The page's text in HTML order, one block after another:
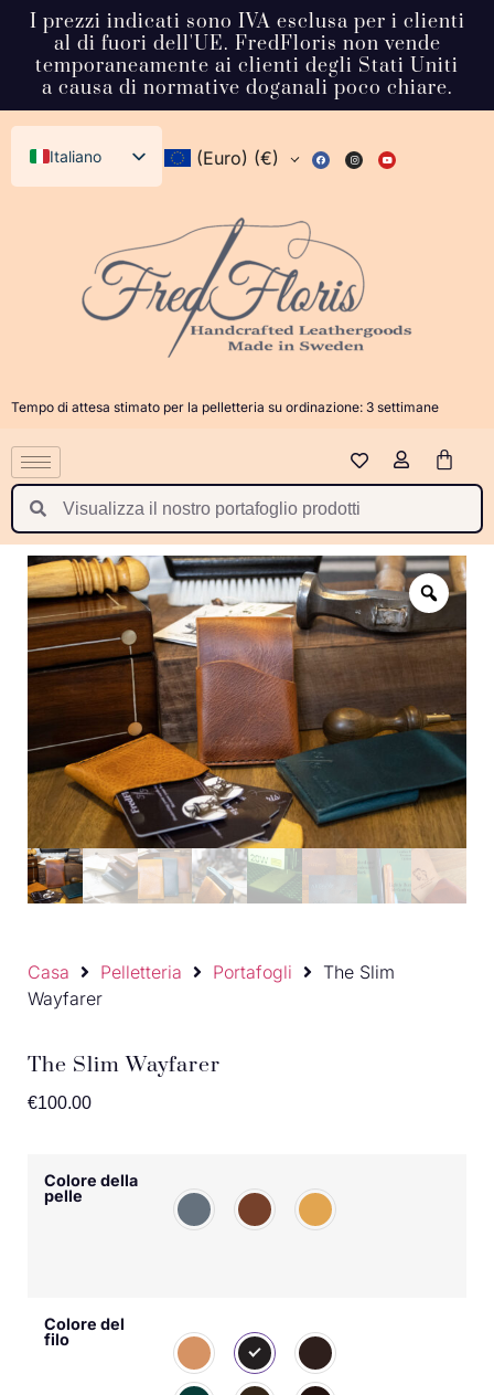
I prezzi indicati sono IVA esclusa per i clienti
al di fuori dell'UE. FredFloris non vende
temporaneamente ai clienti degli Stati Uniti
a causa di normative doganali poco chiare.
Italiano
English (UK)
Deutsch
Français
Norsk bokmål
日本語
Polski
Suomi
Nederlands
Português
Latviešu valoda
(Euro) (€)
Tempo di attesa stimato per la pelletteria su ordinazione: 3 settimane
Casa Pelletteria Portafogli
The Slim
Wayfarer
The Slim Wayfarer
€100.00
Colore della
pelle
Colore del
filo